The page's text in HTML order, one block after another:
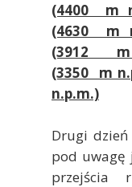
(4400 m
(4630 m
(3912 m
(3350 m
n.p.m.)
Drugi
pod uwagę
przejścia